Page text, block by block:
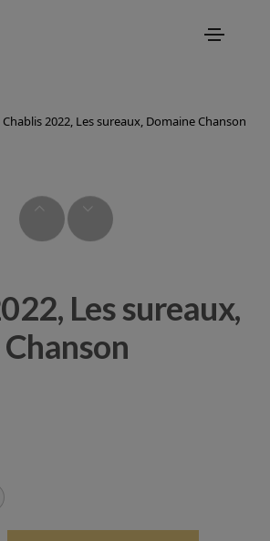
Chablis 2022, Les sureaux, Domaine Chanson
Les sureaux,